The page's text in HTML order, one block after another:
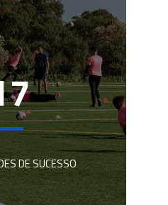
DE SUCESSO